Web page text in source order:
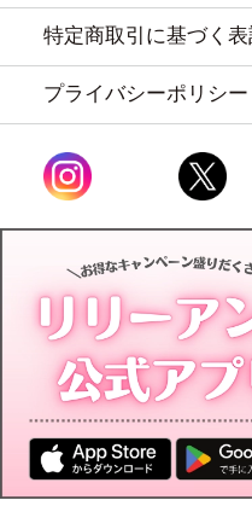
特定商取引に基づく
プライバシーポリシー